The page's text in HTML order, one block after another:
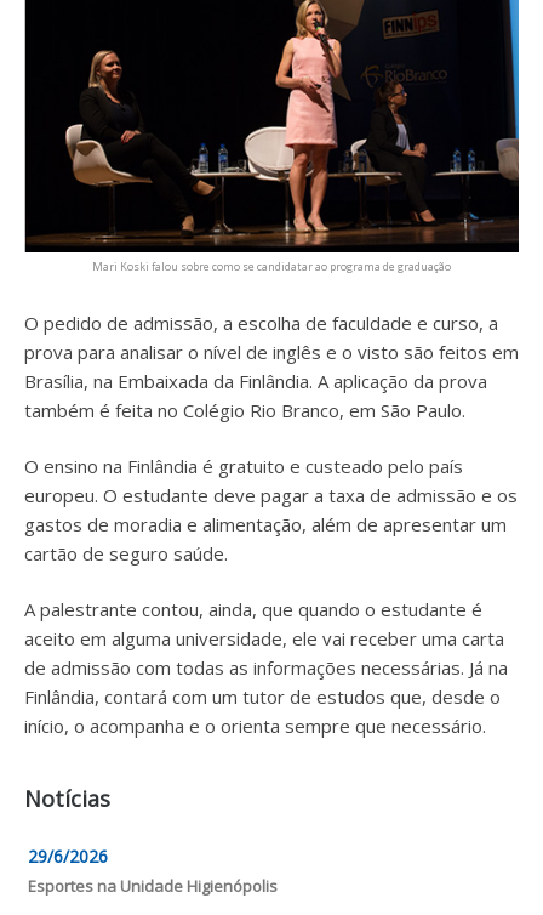
Mari Koski falou sobre como se candidatar ao programa de graduação
O pedido de admissão, a escolha de faculdade e curso, a
prova para analisar o nível de inglês e o visto são feitos em
Brasília, na Embaixada da Finlândia. A aplicação da prova
também é feita no Colégio Rio Branco, em São Paulo.
O ensino na Finlândia é gratuito e custeado pelo país
europeu. O estudante deve pagar a taxa de admissão e os
gastos de moradia e alimentação, além de apresentar um
cartão de seguro saúde.
A palestrante contou, ainda, que quando o estudante é
aceito em alguma universidade, ele vai receber uma carta
de admissão com todas as informações necessárias. Já na
Finlândia, contará com um tutor de estudos que, desde o
início, o acompanha e o orienta sempre que necessário.
Notícias
29/6/2026
Esportes na Unidade Higienópolis